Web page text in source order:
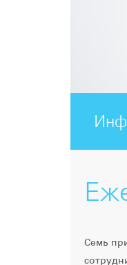
Семь